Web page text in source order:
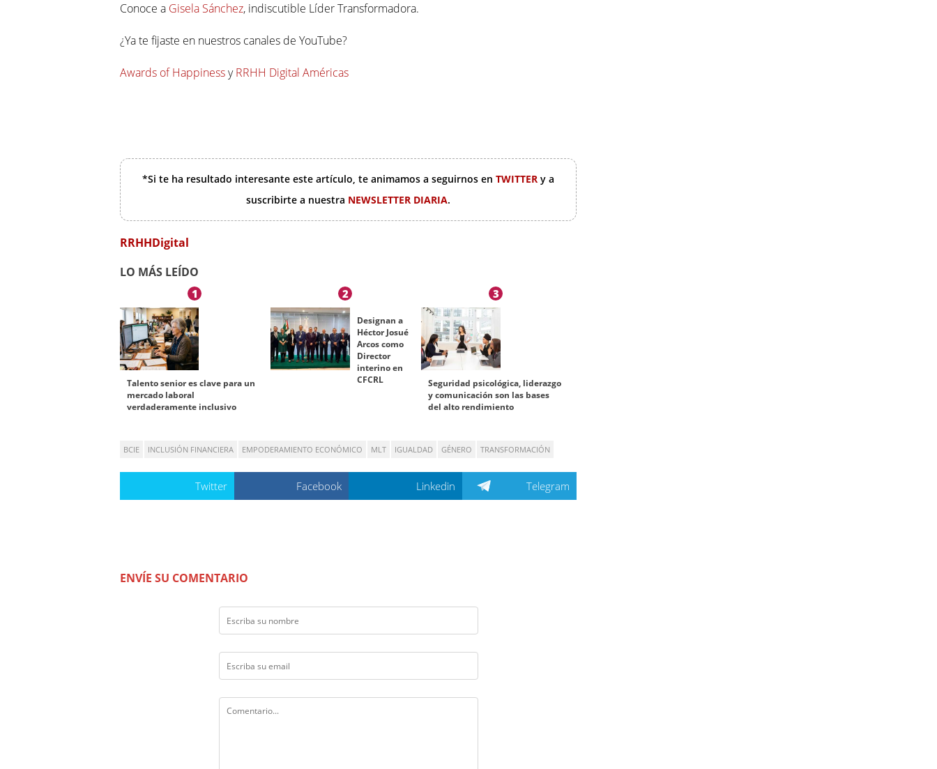
Conoce a Gisela Sánchez, indiscutible Líder Transformadora.
¿Ya te fijaste en nuestros canales de YouTube?
Awards of HappinessyRRHH Digital Américas
*Si te ha resultado interesante este artículo, te animamos a seguirnos en TWITTER y a
suscribirte a nuestra NEWSLETTER DIARIA.
RRHHDigital
LO MÁS LEÍDO
1
Talento senior es clave para un
mercado laboral
verdaderamente inclusivo
2
Designan a
Héctor Josué
Arcos como
Director
interino en
CFCRL
3
Seguridad psicológica, liderazgo
y comunicación son las bases
del alto rendimiento
BCIE INCLUSIÓN FINANCIERA EMPODERAMIENTO ECONÓMICO MLT IGUALDAD GÉNERO TRANSFORMACIÓN
Twitter Facebook Linkedin Telegram
ENVÍE SU COMENTARIO